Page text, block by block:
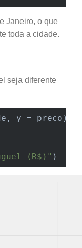
Janeiro, o que
toda a cidade.
seja diferente
y = preco))
(R$)" )